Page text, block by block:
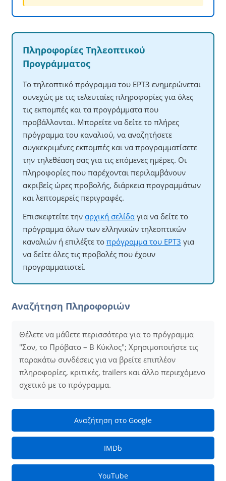
Πληροφορίες Τηλεοπτικού
Προγράμματος
Το τηλεοπτικό πρόγραμμα του ΕΡΤ3 ενημερώνεται
συνεχώς με τις τελευταίες πληροφορίες για όλες
τις εκπομπές και τα προγράμματα που
προβάλλονται. Μπορείτε να δείτε το πλήρες
πρόγραμμα του καναλιού, να αναζητήσετε
συγκεκριμένες εκπομπές και να προγραμματίσετε
την τηλεθέαση σας για τις επόμενες ημέρες. Οι
πληροφορίες που παρέχονται περιλαμβάνουν
ακριβείς ώρες προβολής, διάρκεια προγραμμάτων
και λεπτομερείς περιγραφές.
Επισκεφτείτε την αρχική σελίδα για να δείτε το
πρόγραμμα όλων των ελληνικών τηλεοπτικών
καναλιών ή επιλέξτε το πρόγραμμα του ΕΡΤ3 για
να δείτε όλες τις προβολές που έχουν
προγραμματιστεί.
Αναζήτηση Πληροφοριών
Θέλετε να μάθετε περισσότερα για το πρόγραμμα
"Σον, το Πρόβατο – B Κύκλος"; Χρησιμοποιήστε τις
παρακάτω συνδέσεις για να βρείτε επιπλέον
πληροφορίες, κριτικές, trailers και άλλο περιεχόμενο
σχετικό με το πρόγραμμα.
Αναζήτηση στο Google
IMDb
YouTube